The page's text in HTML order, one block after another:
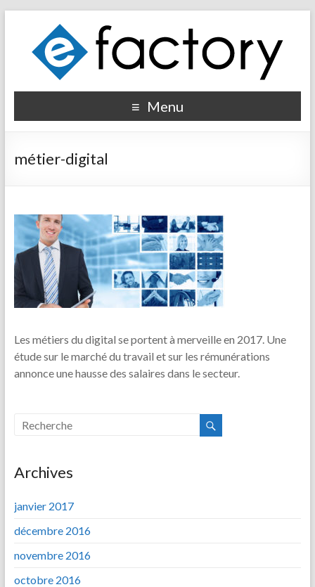
Menu
métier-digital
Les métiers du digital se portent à merveille en 2017. Une
étude sur le marché du travail et sur les rémunérations
annonce une hausse des salaires dans le secteur.
Archives
janvier 2017
décembre 2016
novembre 2016
octobre 2016